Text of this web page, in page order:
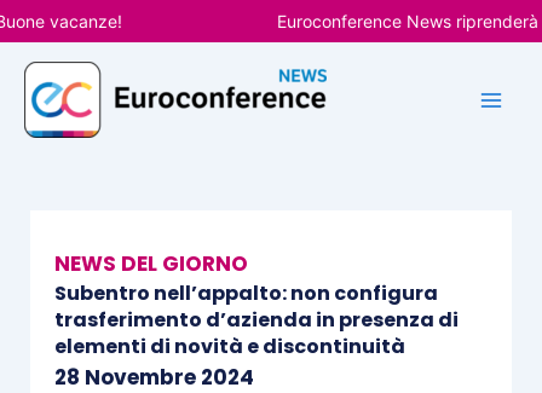
Vai
al
contenuto
vacanze! Euroconference News riprenderà le
NEWS DEL GIORNO
Subentro nell’appalto: non configura
trasferimento d’azienda in presenza di
elementi di novità e discontinuità
28 Novembre 2024